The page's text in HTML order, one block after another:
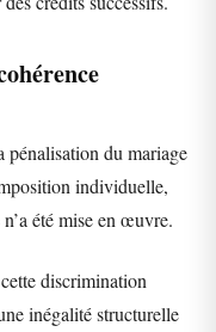
du mariage
individuelle,
été mise en œuvre.
discrimination
inégalité structurelle